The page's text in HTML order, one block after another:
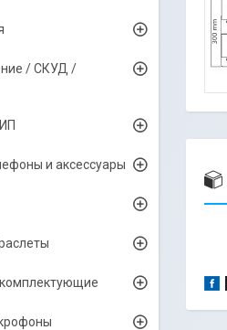
/ СКУД /
и аксессуары